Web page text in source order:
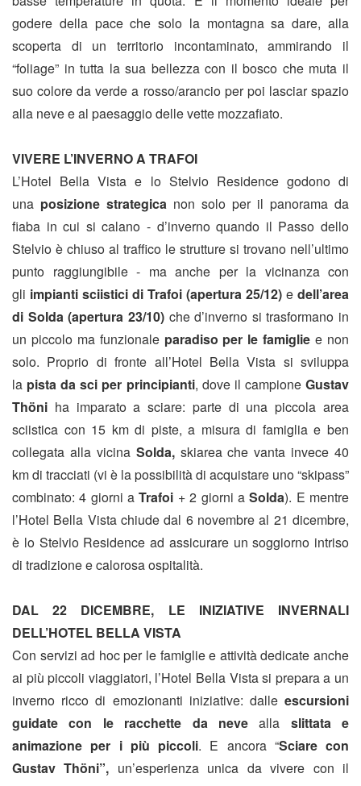
godere della pace che solo la montagna sa dare, alla
scoperta di un territorio incontaminato, ammirando il
“foliage” in tutta la sua bellezza con il bosco che muta il
suo colore da verde a rosso/arancio per poi lasciar spazio
alla neve e al paesaggio delle vette mozzafiato.
VIVERE L’INVERNO A TRAFOI
L’Hotel Bella Vista e lo Stelvio Residence godono di
una posizione strategica non solo per il panorama da
fiaba in cui si calano - d’inverno quando il Passo dello
Stelvio è chiuso al traffico le strutture si trovano nell’ultimo
punto raggiungibile - ma anche per la vicinanza con
gli impianti sciistici di Trafoi (apertura 25/12) e dell’area
di Solda (apertura 23/10)che d’inverno si trasformano in
un piccolo ma funzionale paradiso per le famiglie e non
solo. Proprio di fronte all’Hotel Bella Vista si sviluppa
la pista da sci per principianti, dove il campioneGustav
Thöni ha imparato a sciare: parte di una piccola area
sciistica con 15 km di piste, a misura di famiglia e ben
collegata alla vicina Solda,skiarea che vanta invece 40
km di tracciati (vi è la possibilità di acquistare uno “skipass”
combinato: 4 giorni aTrafoi + 2 giorni aSolda). E mentre
l’Hotel Bella Vista chiude dal 6 novembre al 21 dicembre,
è lo Stelvio Residence ad assicurare un soggiorno intriso
di tradizione e calorosa ospitalità.
DAL 22 DICEMBRE, LE INIZIATIVE INVERNALI
DELL’HOTEL BELLA VISTA
Con servizi ad hoc per le famiglie e attività dedicate anche
ai più piccoli viaggiatori, l’Hotel Bella Vista si prepara a un
inverno ricco di emozionanti iniziative: dalle escursioni
guidate con le racchette da nevealla slittata e
animazione per i più piccoli. E ancora “Sciare con
Gustav Thöni”, un’esperienza unica da vivere con il